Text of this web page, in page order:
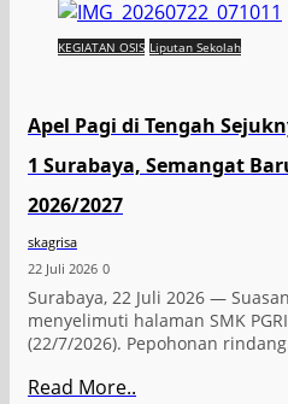
KEGIATAN OSIS Liputan Sekolah
Apel Pagi di Tengah
1 Surabaya, Semangat
2026/2027
skagrisa
22 Juli 2026 0
Surabaya, 22 Juli 2026 —
menyelimuti halaman SMK
(22/7/2026). Pepohonan
Read More..